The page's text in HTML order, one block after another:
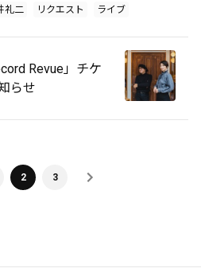
礼二 リクエスト ライブ
Revue」チケ
らせ
2 3